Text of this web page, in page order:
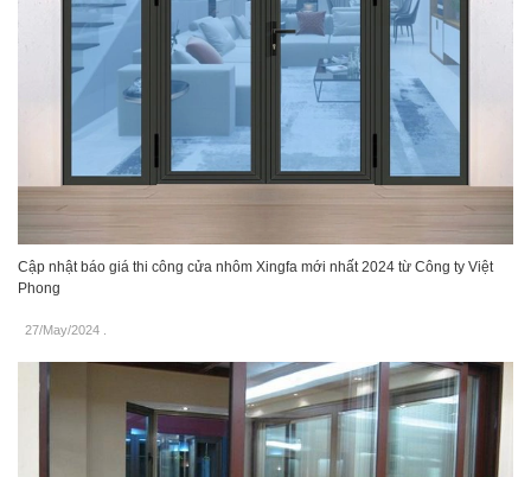
Cập nhật báo giá thi công cửa nhôm Xingfa mới nhất 2024 từ Công ty Việt
Phong
27/May/2024